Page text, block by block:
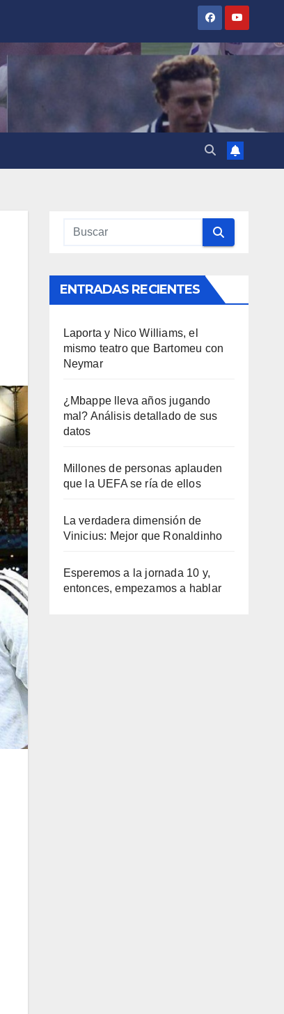
ENTRADAS RECIENTES
Laporta y Nico Williams, el
mismo teatro que Bartomeu con
Neymar
¿Mbappe lleva años jugando
mal? Análisis detallado de sus
datos
Millones de personas aplauden
que la UEFA se ría de ellos
La verdadera dimensión de
Vinicius: Mejor que Ronaldinho
Esperemos a la jornada 10 y,
entonces, empezamos a hablar